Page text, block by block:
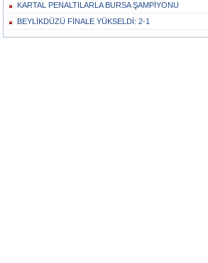
KARTAL PENALTILARLA BURSA ŞAMPİYONU
BEYLİKDÜZÜ FİNALE YÜKSELDİ: 2-1